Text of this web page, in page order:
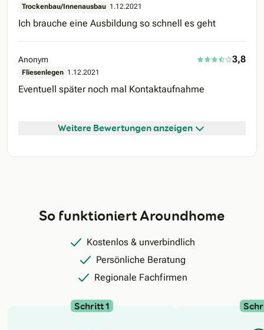
Trockenbau/Innenausbau 1.12.2021
Ich brauche eine Ausbildung so schnell es geht
Anonym 3,8
Fliesenlegen 1.12.2021
Eventuell später noch mal Kontaktaufnahme
Weitere Bewertungen anzeigen
So funktioniert Aroundhome
Kostenlos & unverbindlich
Persönliche Beratung
Regionale Fachfirmen
Schritt 1